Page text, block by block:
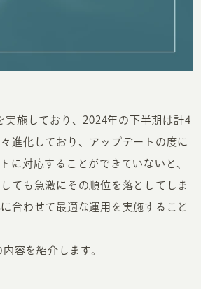
のホームページ制作
イアント専属チームによる戦略会議
専門のライターがすべての原稿を執筆
かつ正しい方法のSEO対策
施しており、2024年の下半期は計4
進化しており、アップデートの度に
に対応することができていないと、
ても急激にその順位を落としてしま
合わせて最適な運用を実施すること
容を紹介します。